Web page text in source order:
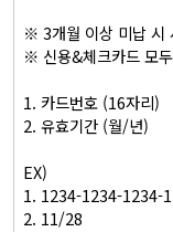
※ 3개월 이상 미납 시
※ 신용&체크카드 모
1. 카드번호 (16자리)
2. 유효기간 (월/년)
EX)
1. 1234-1234-1234-
2. 11/28